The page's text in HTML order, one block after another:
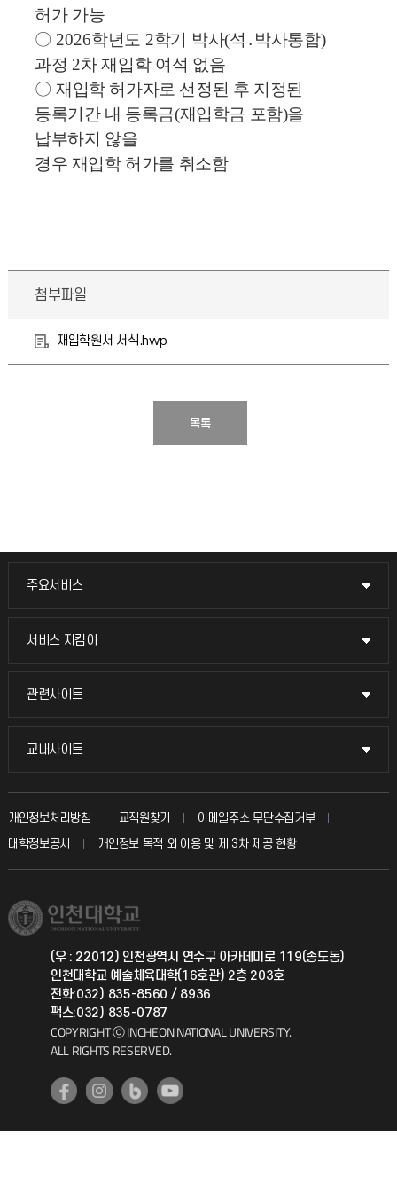
허가 가능
〇 2026학년도 2학기 박사(석 ․ 박사통합)
과정 2차 재입학 여석 없음
〇 재입학 허가자로 선정된 후 지정된
등록기간 내 등록금(재입학금 포함)을
납부하지 않을
경우 재입학 허가를 취소함
첨부파일
재입학원서 서식.hwp
목록
주요서비스
주요서비스
교무회의방송
입학안내
취업정보(학생)
서비스 지킴이
서비스 지킴이
묻고 답하기
칭찬마당
학생서비스 지킴이
관련사이트
관련사이트
국방헬프콜
총동문회
교내사이트
교내사이트
교수회
교육혁신본부
국제지원과
공자아카데미
기초교육원
개인정보처리방침 교직원찾기
이메일주소 무단수집거부
대학정보공시
개인정보 목적 외 이용 및 제 3차 제공 현황
(우 : 22012) 인천광역시 연수구 아카데미로 119(송도동)
인천대학교 예술체육대학(16호관) 2층 203호
전화:032) 835-8560 / 8936
팩스:032) 835-0787
COPYRIGHT ⓒ INCHEON NATIONAL UNIVERSITY.
ALL RIGHTS RESERVED.